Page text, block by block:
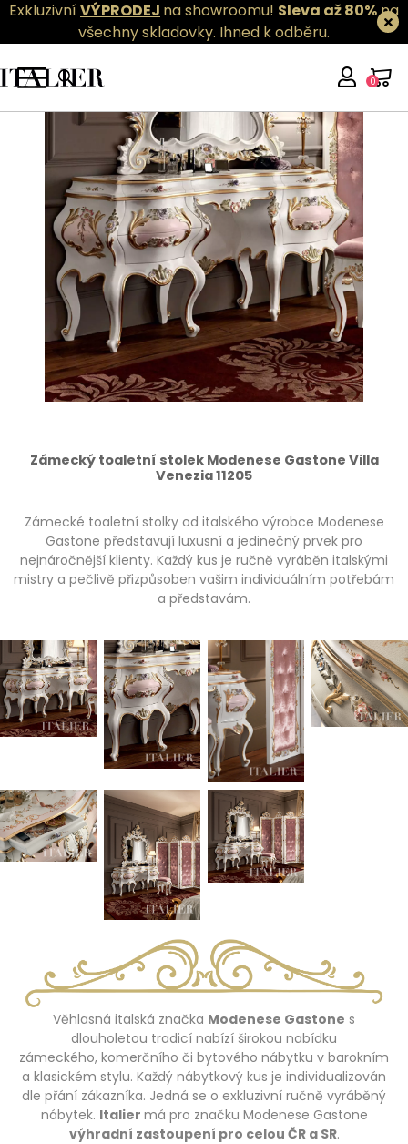
ExkluzivníVÝPRODEJ na showroomu! Sleva až 80%na
všechny skladovky. Ihned k odběru.
0
Zámecký toaletní stolek Modenese Gastone Villa
Venezia 11205
Zámecké toaletní stolky od italského výrobce Modenese
Gastone představují luxusní a jedinečný prvek pro
nejnáročnější klienty. Každý kus je ručně vyráběn italskými
mistry a pečlivě přizpůsoben vašim individuálním potřebám
a představám.
Věhlasná italská značka Modenese Gastone s
dlouholetou tradicí nabízí širokou nabídku
zámeckého, komerčního či bytového nábytku v barokním
a klasickém stylu. Každý nábytkový kus je individualizován
dle přání zákazníka. Jedná se o exkluzivní ručně vyráběný
nábytek. Italier má pro značku Modenese Gastone
výhradní zastoupení pro celou ČR a SR.